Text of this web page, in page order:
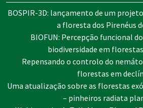
BOSPIR-3D: lançamento de um
a floresta dos Pirenéus
BIOFUN: Percepção funcional
biodiversidade em
Repensando o controlo do
florestas em
Uma atualização sobre as florestas
– pinheiros radiata